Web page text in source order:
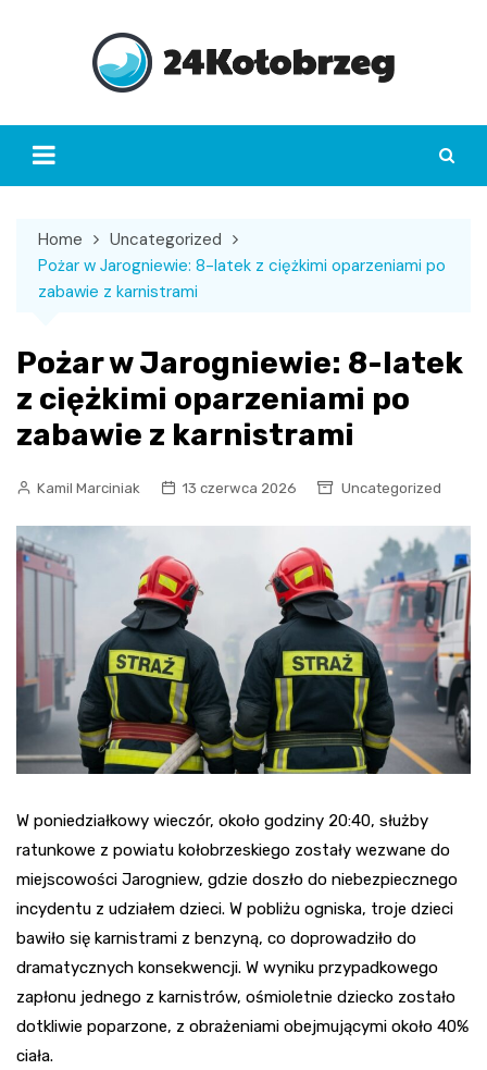
Home
Uncategorized
Pożar w Jarogniewie: 8-latek z ciężkimi oparzeniami po
zabawie z karnistrami
Pożar w Jarogniewie: 8-latek
z ciężkimi oparzeniami po
zabawie z karnistrami
Kamil Marciniak 13 czerwca 2026 Uncategorized
W poniedziałkowy wieczór, około godziny 20:40, służby
ratunkowe z powiatu kołobrzeskiego zostały wezwane do
miejscowości Jarogniew, gdzie doszło do niebezpiecznego
incydentu z udziałem dzieci. W pobliżu ogniska, troje dzieci
bawiło się karnistrami z benzyną, co doprowadziło do
dramatycznych konsekwencji. W wyniku przypadkowego
zapłonu jednego z karnistrów, ośmioletnie dziecko zostało
dotkliwie poparzone, z obrażeniami obejmującymi około 40%
ciała.